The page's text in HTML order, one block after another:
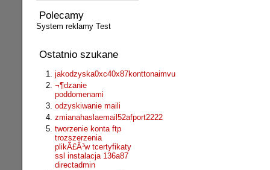
Polecamy
System reklamy Test
Ostatnio szukane
jakodzyska0xc40x87konttonaimvu
¬¶dzanie
poddomenami
odzyskiwanie maili
zmianahaslaemail52afport2222
tworzenie konta ftp
trozszerzenia
plikÃ£Â³w tcertyfikaty
ssl instalacja 136a87
directadmin